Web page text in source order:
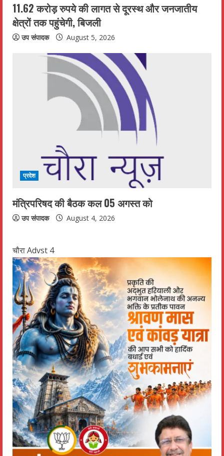
11.62 करोड़ रुपये की लागत से दूरस्थ और जनजातीय
क्षेत्रों तक पहुंचेगी, बिजली
उप संपादक August 5, 2026
प्रदेश
मंत्रिपरिषद की बैठक कल 05 अगस्त को
उप संपादक August 4, 2026
चौरा Advst 4